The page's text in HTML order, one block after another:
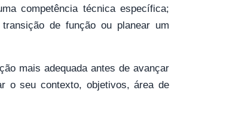
competência técnica específica;
de função ou planear um
mais adequada antes de avançar
o seu contexto, objetivos, área de